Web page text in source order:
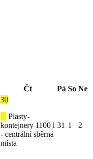
Čt Pá So Ne
30
Plasty-
kontejnery 1100 l
- centrální sběrná
místa
31 1 2